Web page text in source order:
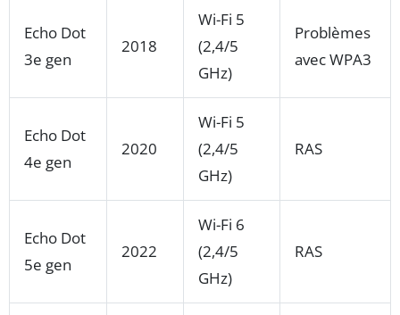
Echo Dot
3e gen
2018
Wi-Fi 5
(2,4/5
GHz)
Problèmes
avec WPA3
Echo Dot
4e gen
2020
Wi-Fi 5
(2,4/5
GHz)
RAS
Echo Dot
5e gen
2022
Wi-Fi 6
(2,4/5
GHz)
RAS